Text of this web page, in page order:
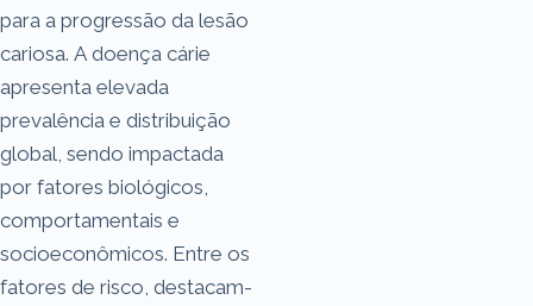
para a progressão da lesão
cariosa. A doença cárie
apresenta elevada
prevalência e distribuição
global, sendo impactada
por fatores biológicos,
comportamentais e
socioeconômicos. Entre os
fatores de risco, destacam-